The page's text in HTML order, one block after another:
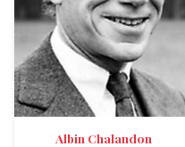
Albin Chalandon